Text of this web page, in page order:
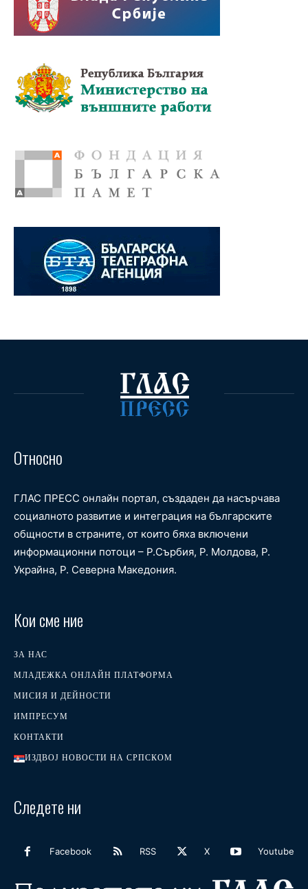
Относно
ГЛАС ПРЕСС онлайн портал, създаден да насърчава
социалното развитие и интеграция на българските
общности в страните, от които бяха включени
информационни потоци – Р.Сърбия, Р. Молдова, Р.
Украйна, Р. Северна Македония.
Кои сме ние
ЗА НАС
МЛАДЕЖКА ОНЛАЙН ПЛАТФОРМА
МИСИЯ И ДЕЙНОСТИ
ИМПРЕСУМ
КОНТАКТИ
ИЗДВОЈ НОВОСТИ НА СРПСКОМ
Следете ни
Facebook RSS X Youtube